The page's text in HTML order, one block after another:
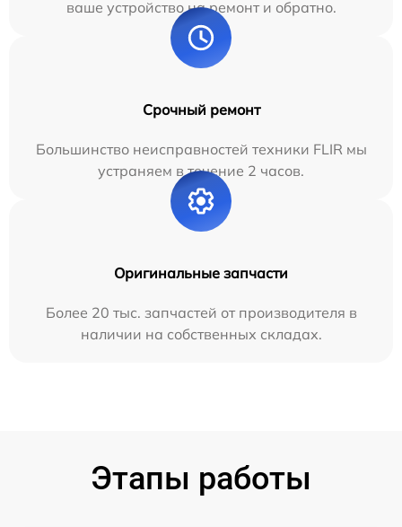
ваше устройство на ремонт и обратно.
Срочный ремонт
Большинство неисправностей техники FLIR мы
устраняем в течение 2 часов.
Оригинальные запчасти
Более 20 тыс. запчастей от производителя в
наличии на собственных складах.
Этапы работы